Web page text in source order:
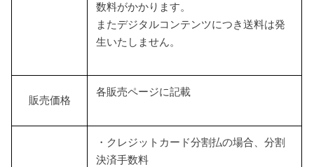
数料がかかります。
またデジタルコンテンツにつき送料は発
生いたしません。
販売価格
各販売ページに記載
・クレジットカード分割払の場合、分割
決済手数料